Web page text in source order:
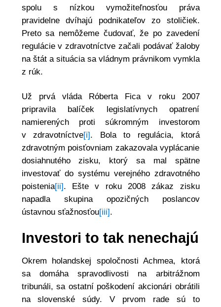
spolu s nízkou vymožiteľnosťou práva
pravidelne dvíhajú podnikateľov zo stoličiek.
Preto sa nemôžeme čudovať, že po zavedení
regulácie v zdravotníctve začali podávať žaloby
na štát a situácia sa vládnym právnikom vymkla
z rúk.
Už prvá vláda Róberta Fica v roku 2007
pripravila balíček legislatívnych opatrení
namierených proti súkromným investorom
v zdravotníctve[i]. Bola to regulácia, ktorá
zdravotným poisťovniam zakazovala vyplácanie
dosiahnutého zisku, ktorý sa mal spätne
investovať do systému verejného zdravotného
poistenia[ii]. Ešte v roku 2008 zákaz zisku
napadla skupina opozičných poslancov
ústavnou sťažnosťou[iii].
Investori to tak nenechajú
Okrem holandskej spoločnosti Achmea, ktorá
sa domáha spravodlivosti na arbitrážnom
tribunáli, sa ostatní poškodení akcionári obrátili
na slovenské súdy. V prvom rade sú to